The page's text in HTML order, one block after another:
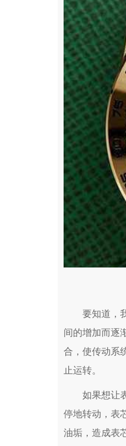
要知道，我
间的增加而逐
合，使传动系
止运转。
如果想让表
停地转动，表
油垢，造成表